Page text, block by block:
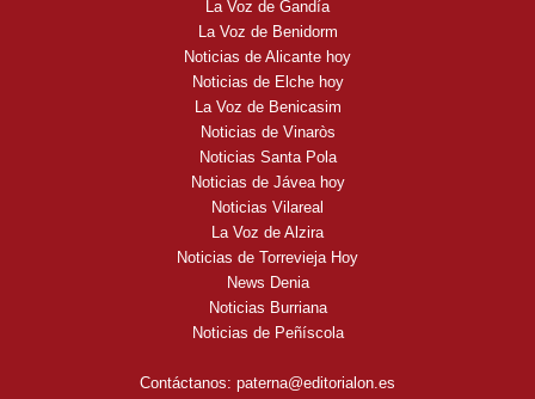
La Voz de Gandía
La Voz de Benidorm
Noticias de Alicante hoy
Noticias de Elche hoy
La Voz de Benicasim
Noticias de Vinaròs
Noticias Santa Pola
Noticias de Jávea hoy
Noticias Vilareal
La Voz de Alzira
Noticias de Torrevieja Hoy
News Denia
Noticias Burriana
Noticias de Peñíscola
Contáctanos: paterna@editorialon.es